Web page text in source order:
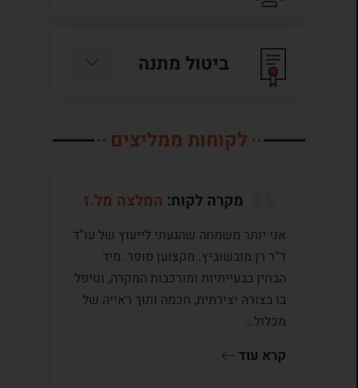
ביטול מתנה
לקוחות ממליצים
מקרה לקוח: המלצה מל.ז
אני יותר משמחה שהגעתי לייעוץ של עו”ד
ד”ר רן מובשוביץ. מקצוען סופר. מיד
הבחין בבעייתיות ומורכבות המקרה, וטיפל
בו בצורה יצירתית, חכמה ותוך ראייה של
מכלול...
קרא עוד